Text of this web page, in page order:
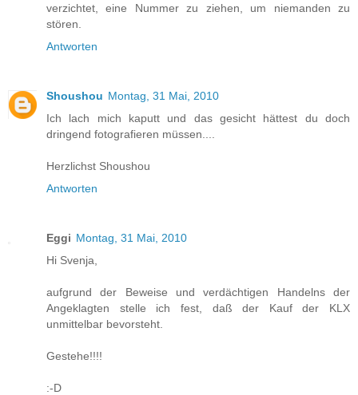
verzichtet, eine Nummer zu ziehen, um niemanden zu
stören.
Antworten
Shoushou Montag, 31 Mai, 2010
Ich lach mich kaputt und das gesicht hättest du doch
dringend fotografieren müssen....
Herzlichst Shoushou
Antworten
Eggi Montag, 31 Mai, 2010
Hi Svenja,
aufgrund der Beweise und verdächtigen Handelns der
Angeklagten stelle ich fest, daß der Kauf der KLX
unmittelbar bevorsteht.
Gestehe!!!!
:-D